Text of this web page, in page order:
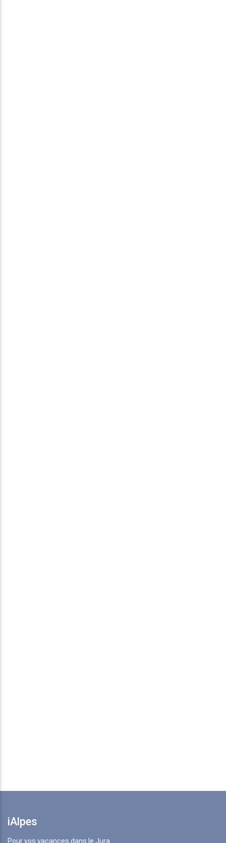
iAlpes
Pour vos vacances dans le Jura